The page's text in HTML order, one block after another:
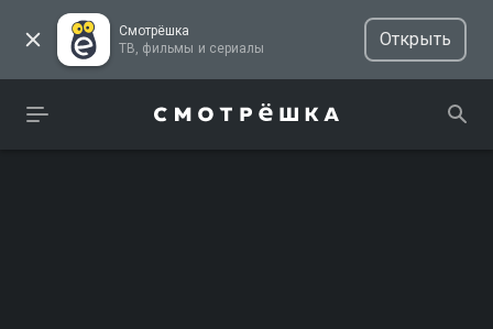
Смотрёшка
ТВ, фильмы и сериалы
Открыть